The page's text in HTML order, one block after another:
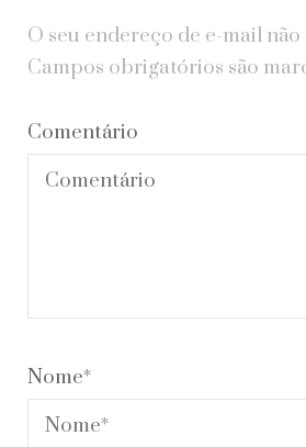
O seu endereço de e-mail
Campos obrigatórios são
Comentário
Nome*